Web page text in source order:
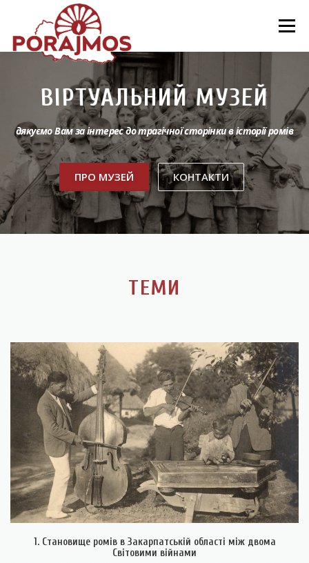
вмісту
Меню
ТЕМИ «РЕФЛЕКСІЇ МИНУЛОГО»
ПО МІСЦЯМ ПАМ’ЯТІ (АУДІОГІДИ)
КНИГИ ТА ДОКУМЕНТИ КОНТАКТИ
ВІРТУАЛЬНИЙ МУЗЕЙ
дякуємо Вам за інтерес до трагічної сторінки в історії ромів
ПРО МУЗЕЙ КОНТАКТИ
ТЕМИ
1. Становище ромів в Закарпатській області між двома
Світовими війнами